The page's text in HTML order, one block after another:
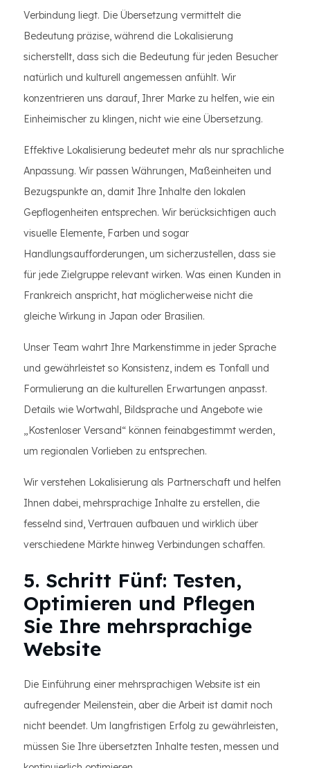
Verbindung liegt. Die Übersetzung vermittelt die
Bedeutung präzise, ​​während die Lokalisierung
sicherstellt, dass sich die Bedeutung für jeden Besucher
natürlich und kulturell angemessen anfühlt. Wir
konzentrieren uns darauf, Ihrer Marke zu helfen, wie ein
Einheimischer zu klingen, nicht wie eine Übersetzung.
Effektive Lokalisierung bedeutet mehr als nur sprachliche
Anpassung. Wir passen Währungen, Maßeinheiten und
Bezugspunkte an, damit Ihre Inhalte den lokalen
Gepflogenheiten entsprechen. Wir berücksichtigen auch
visuelle Elemente, Farben und sogar
Handlungsaufforderungen, um sicherzustellen, dass sie
für jede Zielgruppe relevant wirken. Was einen Kunden in
Frankreich anspricht, hat möglicherweise nicht die
gleiche Wirkung in Japan oder Brasilien.
Unser Team wahrt Ihre Markenstimme in jeder Sprache
und gewährleistet so Konsistenz, indem es Tonfall und
Formulierung an die kulturellen Erwartungen anpasst.
Details wie Wortwahl, Bildsprache und Angebote wie
„Kostenloser Versand“ können feinabgestimmt werden,
um regionalen Vorlieben zu entsprechen.
Wir verstehen Lokalisierung als Partnerschaft und helfen
Ihnen dabei, mehrsprachige Inhalte zu erstellen, die
fesselnd sind, Vertrauen aufbauen und wirklich über
verschiedene Märkte hinweg Verbindungen schaffen.
5. Schritt Fünf: Testen,
Optimieren und Pflegen
Sie Ihre mehrsprachige
Website
Die Einführung einer mehrsprachigen Website ist ein
aufregender Meilenstein, aber die Arbeit ist damit noch
nicht beendet. Um langfristigen Erfolg zu gewährleisten,
müssen Sie Ihre übersetzten Inhalte testen, messen und